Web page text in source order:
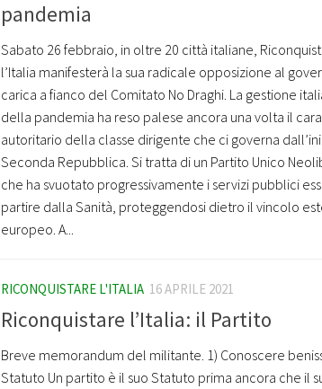
pandemia
Sabato 26 febbraio, in oltre 20 città italiane,
l’Italia manifesterà la sua radicale opposizione al
carica a fianco del Comitato No Draghi. La gestione
della pandemia ha reso palese ancora una volta il
autoritario della classe dirigente che ci governa
Seconda Repubblica. Si tratta di un Partito Unico
che ha svuotato progressivamente i servizi pubblici
partire dalla Sanità, proteggendosi dietro il vincolo
europeo. A...
RICONQUISTARE L'ITALIA 16 APRILE 2021
Riconquistare l’Italia: il Partito
Breve memorandum del militante. 1) Conoscere
Statuto Un partito è il suo Statuto prima ancora che il